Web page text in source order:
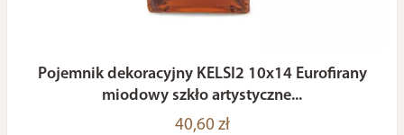
Pojemnik dekoracyjny KELSI2 10x14 Eurofirany
miodowy szkło artystyczne...
40,60 zł